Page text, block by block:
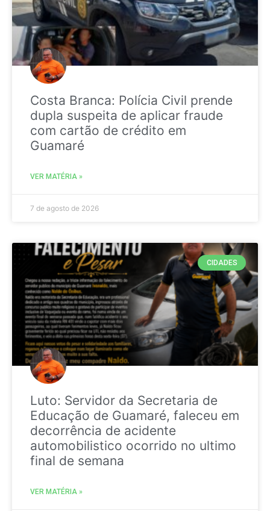
Costa Branca: Polícia Civil prende
dupla suspeita de aplicar fraude
com cartão de crédito em
Guamaré
VER MATÉRIA »
7 de agosto de 2026
CIDADES
Luto: Servidor da Secretaria de
Educação de Guamaré, faleceu em
decorrência de acidente
automobilistico ocorrido no ultimo
final de semana
VER MATÉRIA »